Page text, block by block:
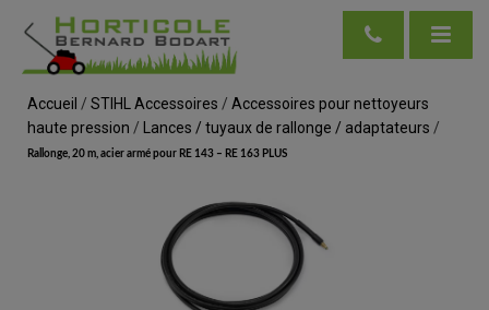
Accueil / STIHL Accessoires / Accessoires pour nettoyeurs
haute pression / Lances / tuyaux de rallonge / adaptateurs /
Rallonge, 20 m, acier armé pour RE 143 – RE 163 PLUS